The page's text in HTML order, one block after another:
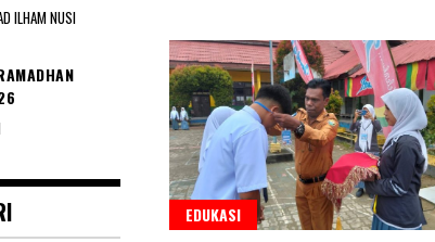
EDUKASI
ILHAM NUSI